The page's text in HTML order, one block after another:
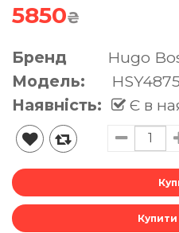
5850₴
Бренд
Hugo
Модель:
Наявність:
Є в
Купити